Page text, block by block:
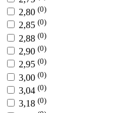
2,80 (0)
2,85 (0)
2,88 (0)
2,90 (0)
2,95 (0)
3,00 (0)
3,04 (0)
3,18 (0)